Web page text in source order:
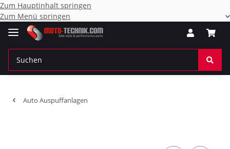
Zum Hauptinhalt springen
Zum Menü springen
Auto Auspuffanlagen